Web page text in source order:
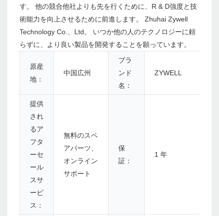
す。 他の競合他社よりも先を行くために、R & D強度と技
術能力を向上させるために前進します。 Zhuhai Zywell
Technology Co.、Ltd。 いつか他の人のテクノロジーに頼
らずに、より良い製品を開発することを願っています。
原産
地：
中国広州
ブラ
ンド
名：
ZYWELL
提供
され
るア
フタ
ーセ
ール
スサ
ービ
ス：
無料のスペ
アパーツ、
オンライン
サポート
保
証：
1 年